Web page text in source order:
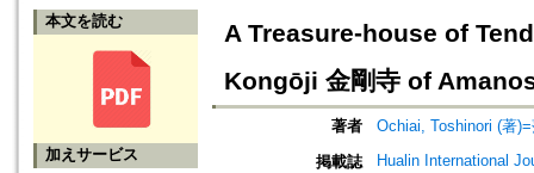
本文を読む
加えサービス
A Treasure-house of
Kongōji 金剛寺 of
著者
Ochiai, Toshinori (著
掲載誌
Hualin International